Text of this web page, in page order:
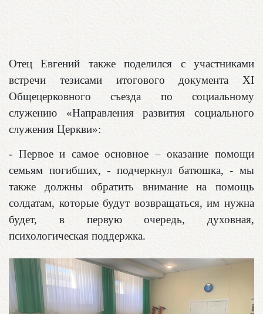
Отец Евгений также поделился с участниками
встречи тезисами итогового документа XI
Общецерковного съезда по социальному
служению «Направления развития социального
служения Церкви»:
- Первое и самое основное – оказание помощи
семьям погибших, - подчеркнул батюшка, - мы
также должны обратить внимание на помощь
солдатам, которые будут возвращаться, им нужна
будет, в первую очередь, духовная,
психологическая поддержка.